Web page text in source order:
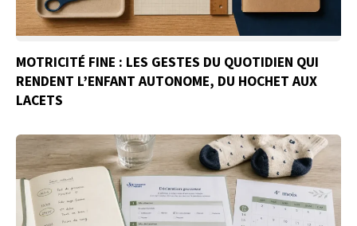
MOTRICITÉ FINE : LES GESTES DU QUOTIDIEN QUI
RENDENT L’ENFANT AUTONOME, DU HOCHET AUX
LACETS